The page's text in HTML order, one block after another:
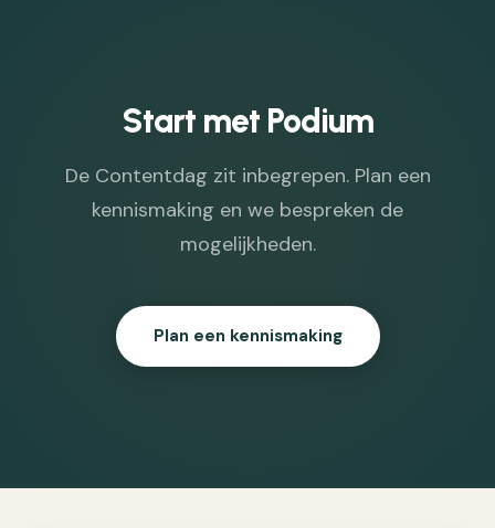
Start met Podium
De Contentdag zit inbegrepen. Plan een
kennismaking en we bespreken de
mogelijkheden.
Plan een kennismaking